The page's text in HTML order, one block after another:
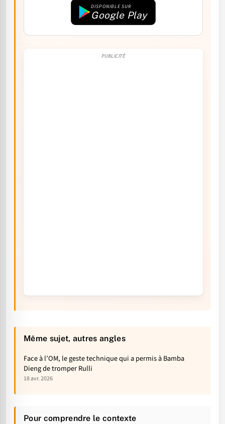
DISPONIBLE SUR
Google Play
Même sujet, autres angles
Face à l’OM, le geste technique qui a permis à Bamba
Dieng de tromper Rulli
18 avr. 2026
Pour comprendre le contexte